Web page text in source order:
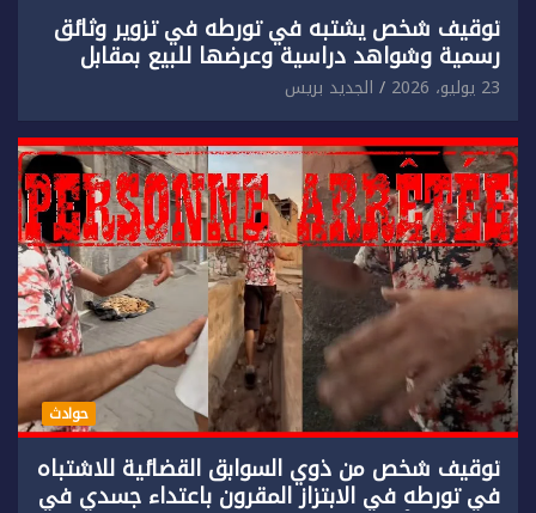
توقيف شخص يشتبه في تورطه في تزوير وثائق
رسمية وشواهد دراسية وعرضها للبيع بمقابل
مادي.
23 يوليو، 2026 الجديد بريس
حوادث
توقيف شخص من ذوي السوابق القضائية للاشتباه
في تورطه في الابتزاز المقرون باعتداء جسدي في